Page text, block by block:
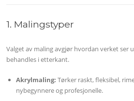
1. Malingstyper
Valget av maling avgjør hvordan verket ser
behandles i etterkant.
Akrylmaling: Tørker raskt, fleksibel,
nybegynnere og profesjonelle.